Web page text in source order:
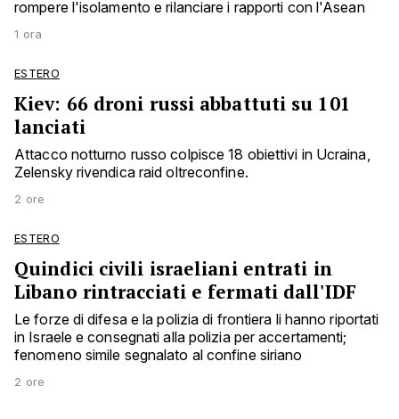
rompere l'isolamento e rilanciare i rapporti con l'Asean
1 ora
ESTERO
Kiev: 66 droni russi abbattuti su 101
lanciati
Attacco notturno russo colpisce 18 obiettivi in Ucraina,
Zelensky rivendica raid oltreconfine.
2 ore
ESTERO
Quindici civili israeliani entrati in
Libano rintracciati e fermati dall'IDF
Le forze di difesa e la polizia di frontiera li hanno riportati
in Israele e consegnati alla polizia per accertamenti;
fenomeno simile segnalato al confine siriano
2 ore